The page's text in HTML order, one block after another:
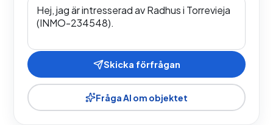
Skicka förfrågan
Fråga AI om objektet